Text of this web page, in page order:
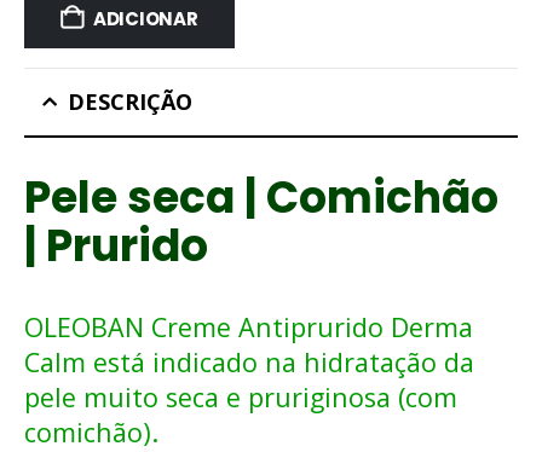
ADICIONAR
DESCRIÇÃO
Pele seca | Comichão
| Prurido
OLEOBAN Creme Antiprurido Derma
Calm está indicado na hidratação da
pele muito seca e pruriginosa (com
comichão).